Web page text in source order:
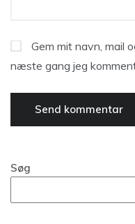
Gem mit navn, mail
næste gang jeg
Søg